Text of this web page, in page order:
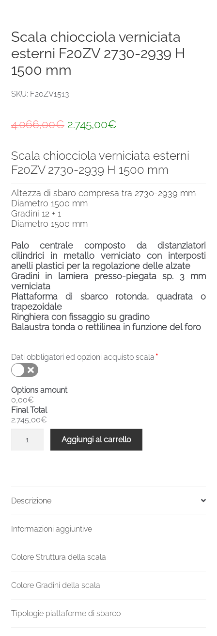
Scala chiocciola verniciata
esterni F20ZV 2730-2939 H
1500 mm
SKU: F20ZV1513
4.066,00€ Il
originale
era:
4.066,00€.
2.745,00€Il
attuale
è:
2.745,00€.
Scala chiocciola verniciata esterni
F20ZV 2730-2939 H 1500 mm
Altezza di sbaro compresa tra 2730-2939 mm
Diametro 1500 mm
Gradini 12 + 1
Diametro 1500 mm
Palo centrale composto da distanziatori
cilindrici in metallo verniciato con interposti
anelli plastici per la regolazione delle alzate
Gradini in lamiera presso-piegata sp. 3 mm
verniciata
Piattaforma di sbarco rotonda, quadrata o
trapezoidale
Ringhiera con fissaggio su gradino
Balaustra tonda o rettilinea in funzione del foro
Dati obbligatori ed opzioni acquisto scala *
Options amount
0,00€
Final Total
2.745,00€
1500
quantità
Aggiungi al carrello
Descrizione
Informazioni aggiuntive
Colore Struttura della scala
Colore Gradini della scala
Tipologie piattaforme di sbarco